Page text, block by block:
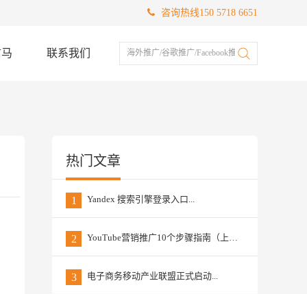
咨询热线150 5718 6651
联系我们 海外推广/谷歌推广/Facebook推广
热门文章
1 Yandex 搜索引擎登录入口...
2 YouTube营销推广10个步骤指南（上篇）...
3 电子商务移动产业联盟正式启动...